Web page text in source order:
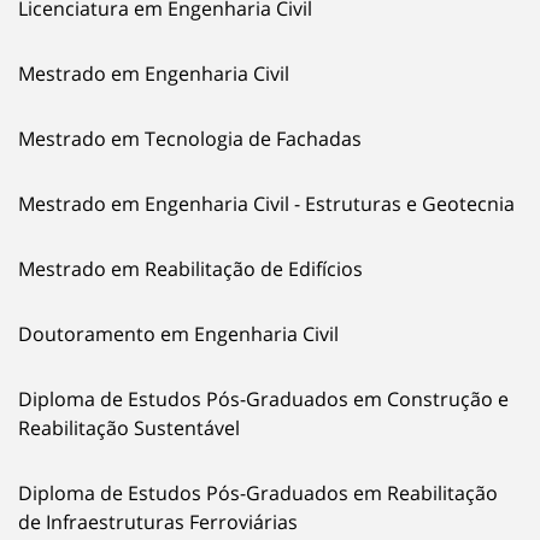
Licenciatura em Engenharia Civil
Mestrado em Engenharia Civil
Mestrado em Tecnologia de Fachadas
Mestrado em Engenharia Civil - Estruturas e Geotecnia
Mestrado em Reabilitação de Edifícios
Doutoramento em Engenharia Civil
Diploma de Estudos Pós-Graduados em Construção e
Reabilitação Sustentável
Diploma de Estudos Pós-Graduados em Reabilitação
de Infraestruturas Ferroviárias